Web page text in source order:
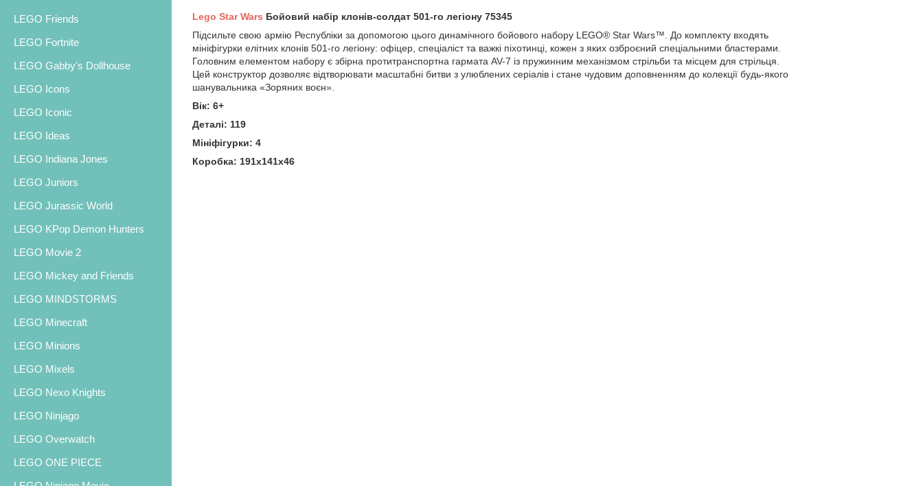
LEGO Friends
LEGO Fortnite
LEGO Gabby's Dollhouse
LEGO Icons
LEGO Iconic
LEGO Ideas
LEGO Indiana Jones
LEGO Juniors
LEGO Jurassic World
LEGO KPop Demon Hunters
LEGO Movie 2
LEGO Mickey and Friends
LEGO MINDSTORMS
LEGO Minecraft
LEGO Minions
LEGO Mixels
LEGO Nexo Knights
LEGO Ninjago
LEGO Overwatch
LEGO ONE PIECE
Lego Star Wars Бойовий набір клонів-солдат 501-го легіону 75345
Підсильте свою армію Республіки за допомогою цього динамічного бойового набору LEGO® Star Wars™. До комплекту входять
мініфігурки елітних клонів 501-го легіону: офіцер, спеціаліст та важкі піхотинці, кожен з яких озброєний спеціальними бластерами.
Головним елементом набору є збірна протитранспортна гармата AV-7 із пружинним механізмом стрільби та місцем для стрільця.
Цей конструктор дозволяє відтворювати масштабні битви з улюблених серіалів і стане чудовим доповненням до колекції будь-якого
шанувальника «Зоряних воєн».
Вік: 6+
Деталі: 119
Мініфігурки: 4
Коробка: 191x141x46